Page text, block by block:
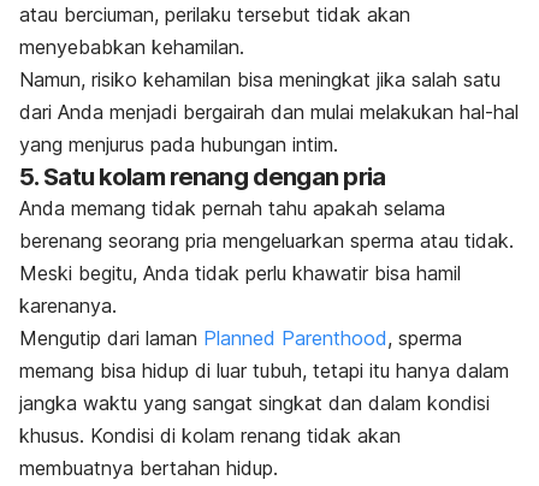
atau berciuman, perilaku tersebut tidak akan
menyebabkan kehamilan.
Namun, risiko kehamilan bisa meningkat jika salah satu
dari Anda menjadi bergairah dan mulai melakukan hal-hal
yang menjurus pada hubungan intim.
5. Satu kolam renang dengan pria
Anda memang tidak pernah tahu apakah selama
berenang seorang pria mengeluarkan sperma atau tidak.
Meski begitu, Anda tidak perlu khawatir bisa hamil
karenanya.
Mengutip dari laman Planned Parenthood, sperma
memang bisa hidup di luar tubuh, tetapi itu hanya dalam
jangka waktu yang sangat singkat dan dalam kondisi
khusus. Kondisi di kolam renang tidak akan
membuatnya bertahan hidup.